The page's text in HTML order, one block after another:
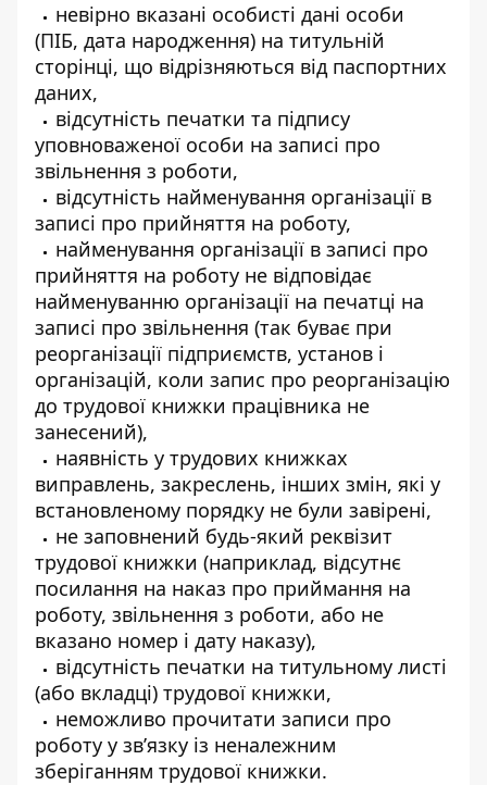
невірно вказані особисті дані особи
(ПІБ, дата народження) на титульній
сторінці, що відрізняються від паспортних
даних,
відсутність печатки та підпису
уповноваженої особи на записі про
звільнення з роботи,
відсутність найменування організації в
записі про прийняття на роботу,
найменування організації в записі про
прийняття на роботу не відповідає
найменуванню організації на печатці на
записі про звільнення (так буває при
реорганізації підприємств, установ і
організацій, коли запис про реорганізацію
до трудової книжки працівника не
занесений),
наявність у трудових книжках
виправлень, закреслень, інших змін, які у
встановленому порядку не були завірені,
не заповнений будь-який реквізит
трудової книжки (наприклад, відсутнє
посилання на наказ про приймання на
роботу, звільнення з роботи, або не
вказано номер і дату наказу),
відсутність печатки на титульному листі
(або вкладці) трудової книжки,
неможливо прочитати записи про
роботу у зв’язку із неналежним
зберіганням трудової книжки.